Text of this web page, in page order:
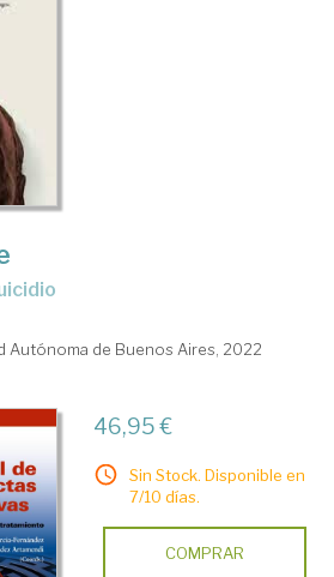
Autónoma de Buenos Aires, 2022
46,95 €
Sin Stock. Disponible en
7/10 días.
COMPRAR